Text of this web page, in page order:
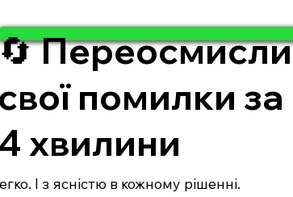
Переосмисли
свої помилки за
4 хвилини
І з ясністю в кожному рішенні.